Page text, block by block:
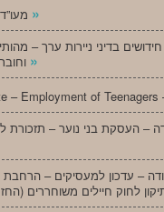
»
חידושים בדיני ניירות ערך –
»
– Employment of Teenagers
– העסקת בני נוער – תזכורת
– עדכון למעסיקים –